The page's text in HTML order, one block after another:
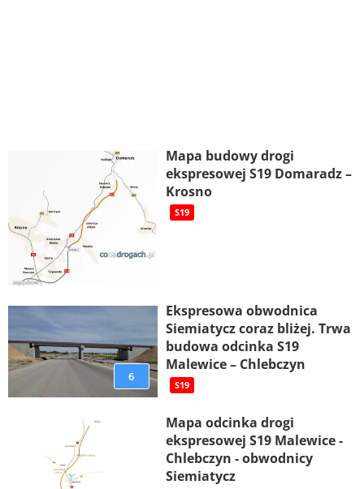
Mapa budowy drogi
ekspresowej S19 Domaradz –
Krosno
S19
6
Ekspresowa obwodnica
Siemiatycz coraz bliżej. Trwa
budowa odcinka S19
Malewice – Chlebczyn
S19
Mapa odcinka drogi
ekspresowej S19 Malewice -
Chlebczyn - obwodnicy
Siemiatycz